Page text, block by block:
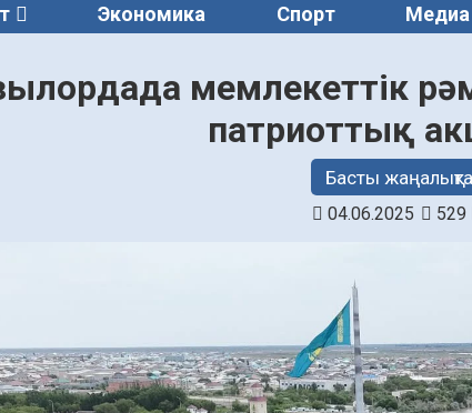
Экономика Спорт Медиа
мемлекеттік
патриоттық
Басты
04.06.2025 529